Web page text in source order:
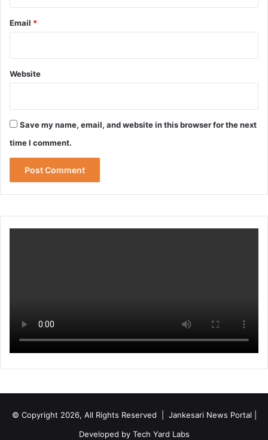
Email *
Website
Save my name, email, and website in this browser for the next
time I comment.
© Copyright 2026, All Rights Reserved | Jankesari News Portal |
Developed by Tech Yard Labs